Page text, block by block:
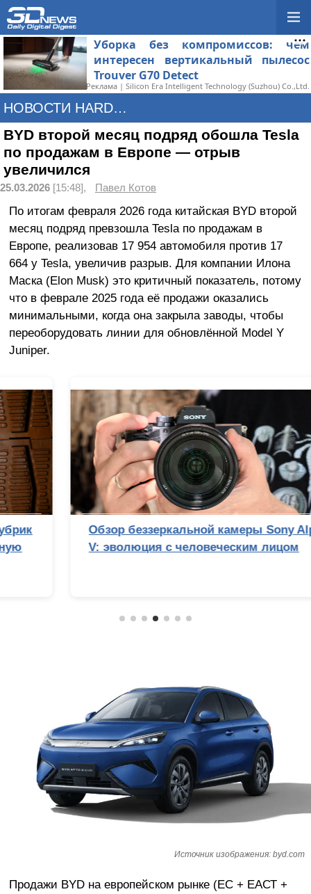
Уборка без компромиссов: чем
интересен вертикальный пылесос
Trouver G70 Detect
Реклама | Silicon Era Intelligent Technology (Suzhou) Co.,Ltd.
НОВОСТИ HARDWARE
BYD второй месяц подряд обошла Tesla
по продажам в Европе — отрыв
увеличился
25.03.2026 [15:48], Павел Котов
По итогам февраля 2026 года китайская BYD второй
месяц подряд превзошла Tesla по продажам в
Европе, реализовав 17 954 автомобиля против 17
664 у Tesla, увеличив разрыв. Для компании Илона
Маска (Elon Musk) это критичный показатель, потому
что в феврале 2025 года её продажи оказались
минимальными, когда она закрыла заводы, чтобы
переоборудовать линии для обновлённой Model Y
Juniper.
Обзор беззеркальной камеры Sony Alpha 7
V: эволюция с человеческим лицом
Источник изображения: byd.com
Продажи BYD на европейском рынке (ЕС + ЕАСТ +